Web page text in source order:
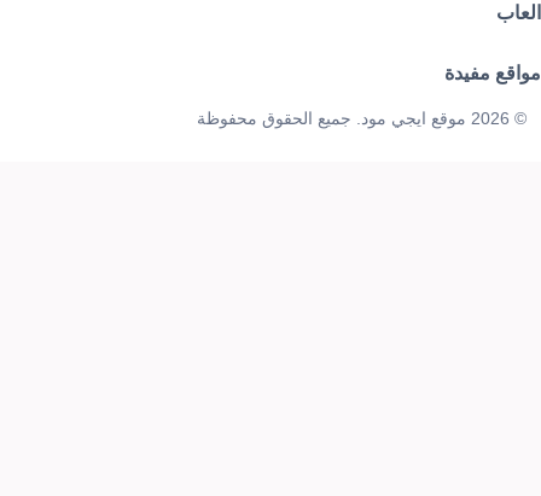
العاب
مواقع مفيدة
© 2026 موقع ايجي مود. جميع الحقوق محفوظة